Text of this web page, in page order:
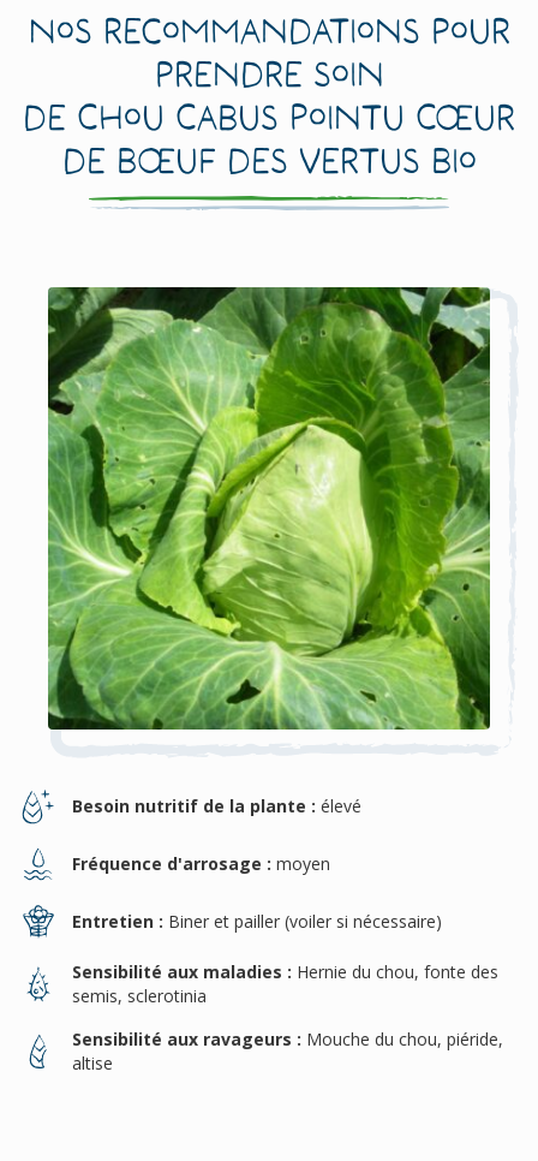
Nos recommandations pour
prendre soin
de Chou Cabus Pointu Cœur
de Bœuf des Vertus Bio
Besoin nutritif de la plante : élevé
Fréquence d'arrosage : moyen
Entretien : Biner et pailler (voiler si nécessaire)
Sensibilité aux maladies : Hernie du chou, fonte des
semis, sclerotinia
Sensibilité aux ravageurs : Mouche du chou, piéride,
altise